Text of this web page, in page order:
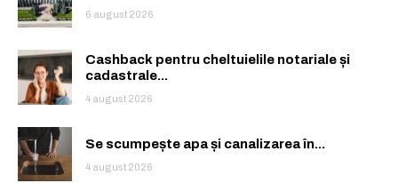
6 august 2026
Cashback pentru cheltuielile notariale și
cadastrale...
4 august 2026
Se scumpește apa și canalizarea în...
4 august 2026